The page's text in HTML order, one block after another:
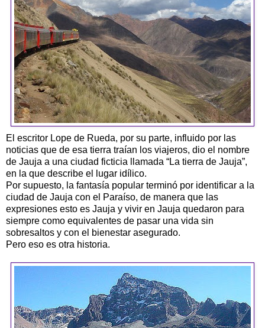
El escritor Lope de Rueda, por su parte, influido por las
noticias que de esa tierra traían los viajeros, dio el nombre
de Jauja a una ciudad ficticia llamada “La tierra de Jauja”,
en la que describe el lugar idílico.
Por supuesto, la fantasía popular terminó por identificar a la
ciudad de Jauja con el Paraíso, de manera que las
expresiones esto es Jauja y vivir en Jauja quedaron para
siempre como equivalentes de pasar una vida sin
sobresaltos y con el bienestar asegurado.
Pero eso es otra historia.